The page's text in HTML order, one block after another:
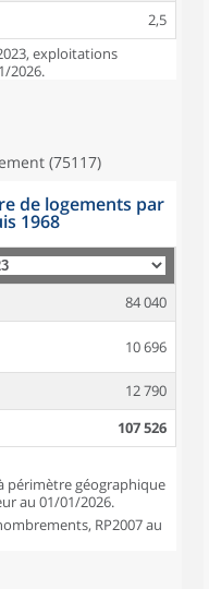
2,5
exploitations
2026.
(75117)
de logements par
1968
84 040
10 696
12 790
107 526
périmètre géographique
au 01/01/2026.
RP2007 au